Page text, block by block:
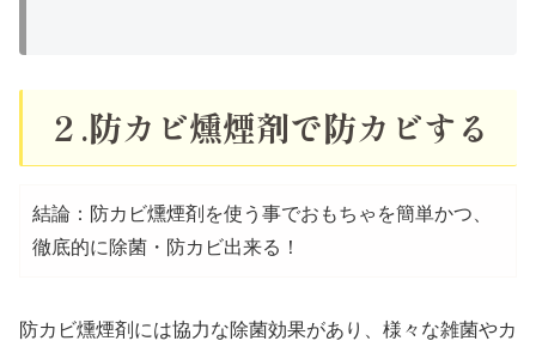
２.防カビ燻煙剤で防カビする
結論：防カビ燻煙剤を使う事でおもちゃを簡単かつ、
徹底的に除菌・防カビ出来る！
防カビ燻煙剤には協力な除菌効果があり、様々な雑菌やカ